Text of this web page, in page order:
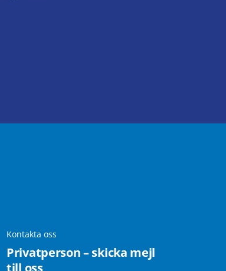
Kontakta oss
Privatperson – skicka mejl
till oss